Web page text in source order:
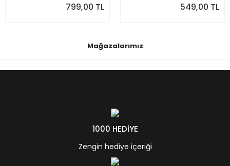
799,00 TL 549,00 TL
Mağazalarımız
1000 HEDİYE
Zengin hediye içeriği